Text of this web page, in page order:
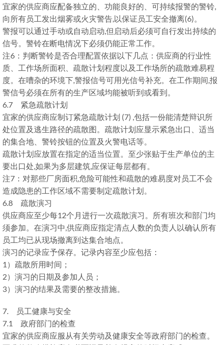
宜家的供应商应配备独立的、功能良好的、可持续报警的警铃,
向所有员工发出烟雾或火灾警告,以保证员工安全撤离(6)。
警报可以通过手动或自动启动,但启动后必须可自行发出持续的
信号。警铃在断电情况下必须仍能正常工作。
注6：判断警铃是否合理配置依据以下几点：供应商的行业性
质、工作场所面积、疏散计划程度以及工作场所的疏散难易程
度。在嘈杂的环境下,警报信号可用光信号补充。在工作期间,报
警信号必须在所有的生产区域均能被听到或看到。
6.7 紧急疏散计划
宜家的供应商应制订紧急疏散计划 (7) ,包括一份能清楚辩识所
处位置及逃生路径的疏散图。疏散计划应显示紧急出口、适当
的集合地、警铃按钮的位置及火警电话等。
疏散计划应放置在指定的适当位置。至少张贴于生产单位的主
要出口处,如果为多层建筑,应保证每层都有。
注7：对那些厂房面积,危险可能性和疏散的难易度对员工不会
造成隐患的工作区域不需要制定疏散计划。
6.8 疏散演习
供应商应至少每12个月进行一次疏散演习。所有班次和部门均
须参加。在演习中,供应商应指定清点人数的负责人以确认所有
员工均已从现场撤离到达集合地点。
演习的记录应予保存。记录内容至少应包括：
1）疏散所用时间；
2）演习的日期及参加人员；
3）演习的结果及需要的整改措施。
7. 员工健康与安全
7.1 政府部门的检查
宜家的供应商应服从有关劳动及健康安全等政府部门的检查。